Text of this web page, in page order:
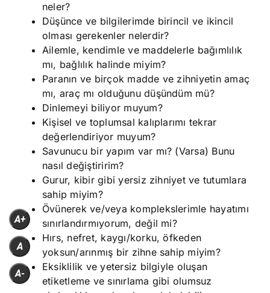
neler?
Düşünce ve bilgilerimde birincil ve ikincil
olması gerekenler nelerdir?
Ailemle, kendimle ve maddelerle bağımlılık
mı, bağlılık halinde miyim?
Paranın ve birçok madde ve zihniyetin amaç
mı, araç mı olduğunu düşündüm mü?
Dinlemeyi biliyor muyum?
Kişisel ve toplumsal kalıplarımı tekrar
değerlendiriyor muyum?
Savunucu bir yapım var mı? (Varsa) Bunu
nasıl değiştiririm?
Gurur, kibir gibi yersiz zihniyet ve tutumlara
sahip miyim?
Övünerek ve/veya komplekslerimle hayatımı
sınırlandırmıyorum, değil mi?
Hırs, nefret, kaygı/korku, öfkeden
yoksun/arınmış bir zihne sahip miyim?
Eksiklilik ve yetersiz bilgiyle oluşan
etiketleme ve sınırlama gibi olumsuz
A+
A
A-